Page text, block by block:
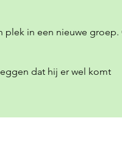
in een nieuwe
dat hij er wel komt